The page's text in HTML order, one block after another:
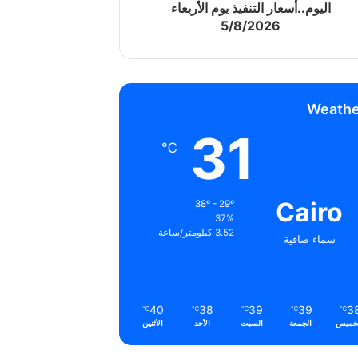
اليوم..أسعار التنفيذ يوم الأربعاء
5/8/2026
Cairo
سماء صافية
31
℃
37%
3.52 كيلومتر/ساعة
℃
39
℃
الجمعة
39
℃
السبت
38
℃
الأحد
40
℃
الأثنين